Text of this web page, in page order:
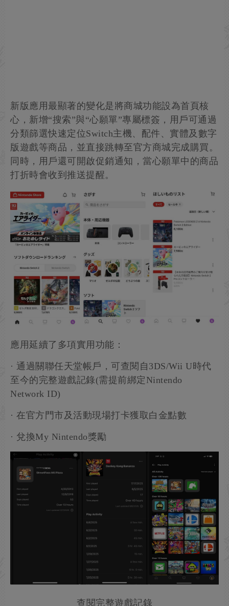
新版應用最顯著的變化是將商城功能設為首頁核
心，新增“搜索”與“心願單”專屬標簽，用戶可通過
分類篩選快速定位Switch主機、配件、實體及數字
版遊戲等商品，並直接跳轉至官方商城完成購買。
同時，用戶還可開啟促銷通知，當心願單中的商品
打折時會收到推送提醒。
應用延續了多項實用功能：
· 通過關聯任天堂帳戶，可查閱自3DS/Wii U時代
至今的完整遊戲記錄(需提前綁定Nintendo
Network ID)
· 在官方門市及活動現場打卡獲取白金點數
· 兌換My Nintendo獎勵
查閱完整遊戲記錄